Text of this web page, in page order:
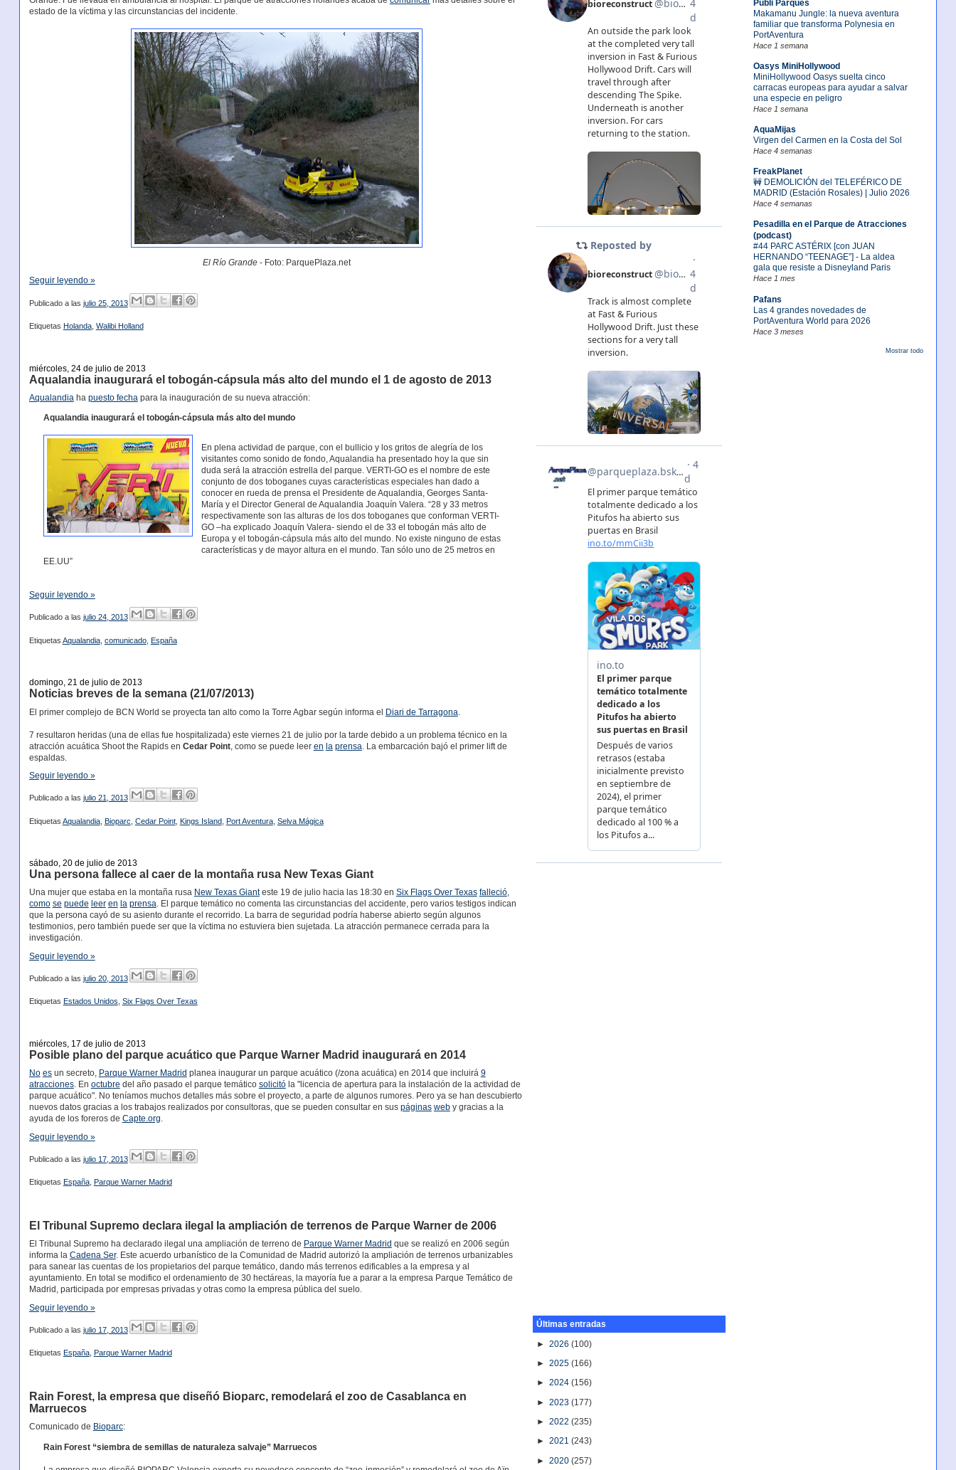
Publi Parques
Makamanu Jungle: la nueva aventura
familiar que transforma Polynesia en
PortAventura
Hace 1 semana
Oasys MiniHollywood
MiniHollywood Oasys suelta cinco
carracas europeas para ayudar a salvar
una especie en peligro
Hace 1 semana
AquaMijas
Virgen del Carmen en la Costa del Sol
Hace 4 semanas
FreakPlanet
🚧 DEMOLICIÓN del TELEFÉRICO DE
MADRID (Estación Rosales) | Julio 2026
Hace 4 semanas
Pesadilla en el Parque de Atracciones
(podcast)
#44 PARC ASTÉRIX [con JUAN
HERNANDO “TEENAGE”] - La aldea
gala que resiste a Disneyland Paris
Hace 1 mes
Pafans
Las 4 grandes novedades de
PortAventura World para 2026
Hace 3 meses
Mostrar todo
estado de la víctima y las circunstancias del incidente.
El Río Grande- Foto: ParquePlaza.net
Seguir leyendo »
Publicado a las julio 25, 2013
Etiquetas Holanda, Walibi Holland
miércoles, 24 de julio de 2013
Aqualandia inaugurará el tobogán-cápsula más alto del mundo el 1 de agosto de 2013
Aqualandiaha puesto fechapara la inauguración de su nueva atracción:
Aqualandia inaugurará el tobogán-cápsula más alto del mundo
En plena actividad de parque, con el bullicio y los gritos de alegría de los
visitantes como sonido de fondo, Aqualandia ha presentado hoy la que sin
duda será la atracción estrella del parque. VERTI-GO es el nombre de este
conjunto de dos toboganes cuyas características especiales han dado a
conocer en rueda de prensa el Presidente de Aqualandia, Georges Santa-
María y el Director General de Aqualandia Joaquín Valera. “28 y 33 metros
respectivamente son las alturas de los dos toboganes que conforman VERTI-
GO –ha explicado Joaquín Valera- siendo el de 33 el tobogán más alto de
Europa y el tobogán-cápsula más alto del mundo. No existe ninguno de estas
características y de mayor altura en el mundo. Tan sólo uno de 25 metros en
EE.UU”
Seguir leyendo »
Publicado a las julio 24, 2013
Etiquetas Aqualandia, comunicado, España
domingo, 21 de julio de 2013
Noticias breves de la semana (21/07/2013)
El primer complejo de BCN World se proyecta tan alto como la Torre Agbar según informa el Diari de Tarragona
7 resultaron heridas (una de ellas fue hospitalizada) este viernes 21 de julio por la tarde debido a un problema técnico en la
atracción acuática Shoot the Rapids en Cedar Point, como se puede leer en la prensa . La embarcación bajó el primer lift de
espaldas.
Seguir leyendo »
Publicado a las julio 21, 2013
Etiquetas Aqualandia, Bioparc Cedar Point, Kings Island, Port Aventura, Selva Mágica
sábado, 20 de julio de 2013
Una persona fallece al caer de la montaña rusa New Texas Giant
Una mujer que estaba en la montaña rusa New Texas Gianteste 19 de julio hacia las 18:30 en Six Flags Over Texas falleció,
como se puede leer en la prensa. El parque temático no comenta las circunstancias del accidente, pero varios testigos indican
que la persona cayó de su asiento durante el recorrido. La barra de seguridad podría haberse abierto según algunos
testimonios, pero también puede ser que la víctima no estuviera bien sujetada. La atracción permanece cerrada para la
investigación.
Seguir leyendo »
Publicado a las julio 20, 2013
Etiquetas Estados Unidos, Six Flags Over Texas
miércoles, 17 de julio de 2013
Posible plano del parque acuático que Parque Warner Madrid inaugurará en 2014
No esun secreto, Parque Warner Madrid planea inaugurar un parque acuático (/zona acuática) en 2014 que incluirá 9
atracciones. En octubre del año pasado el parque temático solicitóla "licencia de apertura para la instalación de la actividad de
parque acuático". No teníamos muchos detalles más sobre el proyecto, a parte de algunos rumores. Pero ya se han descubierto
nuevos datos gracias a los trabajos realizados por consultoras, que se pueden consultar en sus páginas weby gracias a la
ayuda de los foreros de Capte.org.
Seguir leyendo »
Publicado a las julio 17, 2013
Etiquetas España, Parque Warner Madrid
El Tribunal Supremo declara ilegal la ampliación de terrenos de Parque Warner de 2006
El Tribunal Supremo ha declarado ilegal una ampliación de terreno de Parque Warner Madrid que se realizó en 2006 según
informa la Cadena Ser. Este acuerdo urbanístico de la Comunidad de Madrid autorizó la ampliación de terrenos urbanizables
para sanear las cuentas de los propietarios del parque temático, dando más terrenos edificables a la empresa y al
ayuntamiento. En total se modifico el ordenamiento de 30 hectáreas, la mayoría fue a parar a la empresa Parque Temático de
Madrid, participada por empresas privadas y otras como la empresa pública del suelo.
Seguir leyendo »
Publicado a las julio 17, 2013
Etiquetas España, Parque Warner Madrid
Rain Forest, la empresa que diseñó Bioparc, remodelará el zoo de Casablanca en
Marruecos
Comunicado de Bioparc:
Rain Forest “siembra de semillas de naturaleza salvaje” Marruecos
Últimas entradas
►2026(100)
►2025(166)
►2024(156)
►2023(177)
►2022(235)
►2021(243)
►2020(257)